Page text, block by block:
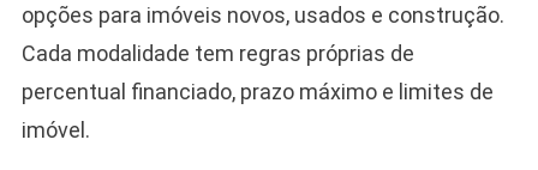
opções para imóveis novos, usados e construção.
Cada modalidade tem regras próprias de
percentual financiado, prazo máximo e limites de
imóvel.